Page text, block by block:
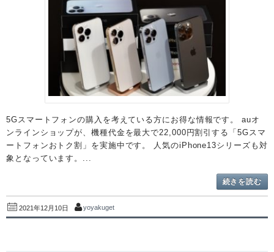
5Gスマートフォンの購入を考えている方にお得な情報です。 auオ
ンラインショップが、機種代金を最大で22,000円割引する「5Gスマ
ートフォンおトク割」を実施中です。 人気のiPhone13シリーズも対
象となっています。...
続きを読む
2021年12月10日 yoyakuget